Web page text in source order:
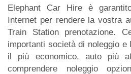
Elephant Car Hire è
Internet per rendere la vostra
Train Station prenotazione.
importanti società di noleggio
il più economico, auto più
comprendere noleggio